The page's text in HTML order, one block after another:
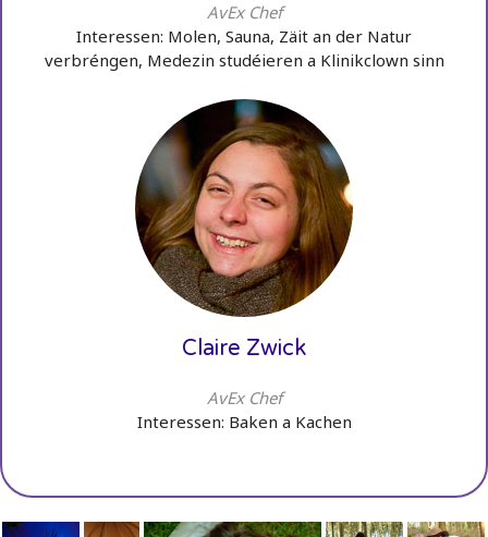
AvEx Chef
Interessen: Molen, Sauna, Zäit an der Natur
verbréngen, Medezin studéieren a Klinikclown sinn
Claire Zwick
AvEx Chef
Interessen: Baken a Kachen